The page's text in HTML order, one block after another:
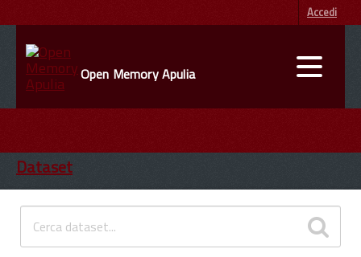
Accedi
Open Memory Apulia
ENTI
INFORMAZIONI
Dataset